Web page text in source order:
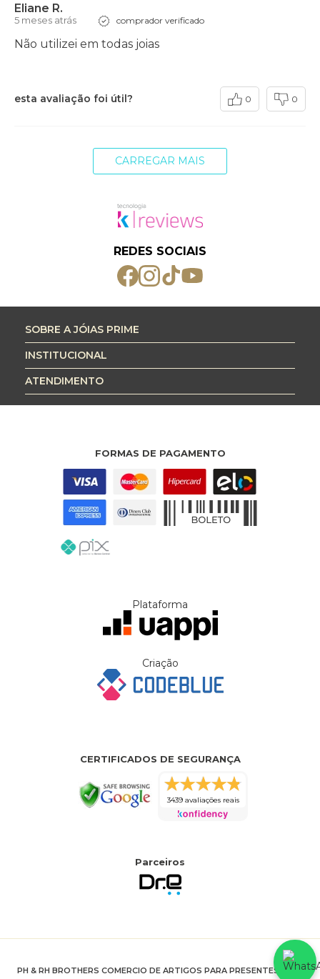
Eliane R.
5 meses atrás comprador verificado
Não utilizei em todas joias
esta avaliação foi útil? 0 0
CARREGAR MAIS
REDES SOCIAIS
SOBRE A JÓIAS PRIME
INSTITUCIONAL
ATENDIMENTO
FORMAS DE PAGAMENTO
Plataforma
Criação
CERTIFICADOS DE SEGURANÇA
3439 avaliações reais
Parceiros
PH & RH BROTHERS COMERCIO DE ARTIGOS PARA PRESENTES LTDA